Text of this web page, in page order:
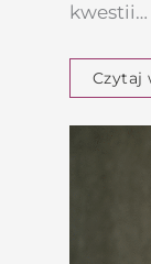
kwestii…
Czytaj